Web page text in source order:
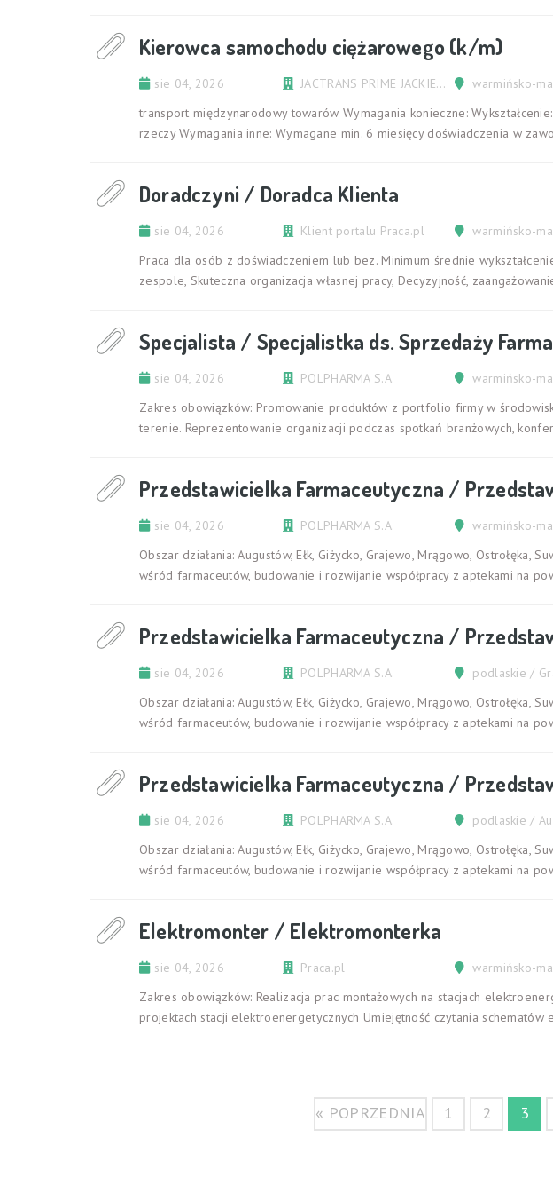
Kierowca samochodu ciężarowego (k/m)
sie 04, 2026 JACTRANS PRIME JACKIEWICZ RADOSŁAW
transport międzynarodowy towarów Wymagania konieczne:
rzeczy Wymagania inne: Wymagane min. 6 miesięcy doświadczenia w
Doradczyni / Doradca Klienta
sie 04, 2026 Klient portalu Praca.pl
Praca dla osób z doświadczeniem lub bez. Minimum średnie
zespole, Skuteczna organizacja własnej pracy, Decyzyjność,
Specjalista / Specjalistka ds. Sprzedaży
sie 04, 2026 POLPHARMA S.A.
warmińsko-
Zakres obowiązków: Promowanie produktów z portfolio firmy w
terenie. Reprezentowanie organizacji podczas spotkań branżowych,
Przedstawicielka Farmaceutyczna /
sie 04, 2026 POLPHARMA S.A.
warmińsko-
Obszar działania: Augustów, Ełk, Giżycko, Grajewo, Mrągowo,
wśród farmaceutów, budowanie i rozwijanie współpracy z aptekami na
Przedstawicielka Farmaceutyczna /
sie 04, 2026 POLPHARMA S.A.
podlaskie /
Obszar działania: Augustów, Ełk, Giżycko, Grajewo, Mrągowo,
wśród farmaceutów, budowanie i rozwijanie współpracy z aptekami na
Przedstawicielka Farmaceutyczna /
sie 04, 2026 POLPHARMA S.A.
podlaskie /
Obszar działania: Augustów, Ełk, Giżycko, Grajewo, Mrągowo,
wśród farmaceutów, budowanie i rozwijanie współpracy z aptekami na
Elektromonter / Elektromonterka
sie 04, 2026 Praca.pl
Zakres obowiązków: Realizacja prac montażowych na stacjach
projektach stacji elektroenergetycznych Umiejętność czytania schematów
« POPRZEDNIA 1 2 3